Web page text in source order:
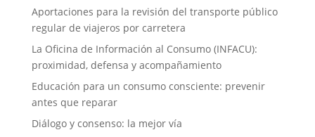
Aportaciones para la revisión del transporte público
regular de viajeros por carretera
La Oficina de Información al Consumo (INFACU):
proximidad, defensa y acompañamiento
Educación para un consumo consciente: prevenir
antes que reparar
Diálogo y consenso: la mejor vía